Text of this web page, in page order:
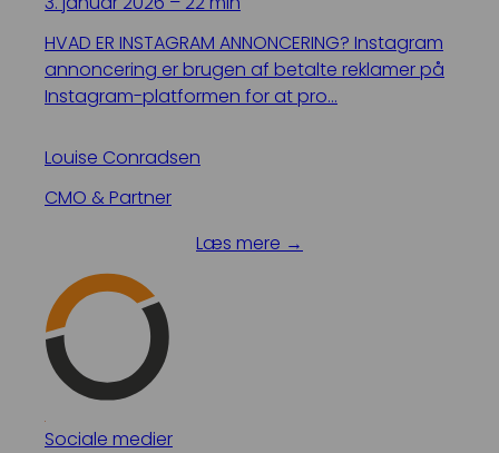
HVAD ER INSTAGRAM ANNONCERING? Instagram
annoncering er brugen af betalte reklamer på
Instagram-platformen for at pro…
Louise Conradsen
CMO & Partner
Læs mere →
Sociale medier